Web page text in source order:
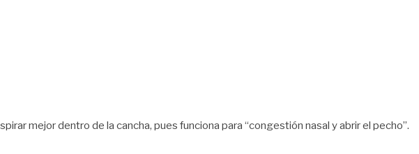
mejor dentro de la cancha, pues funciona para “congestión nasal y abrir el pecho”.